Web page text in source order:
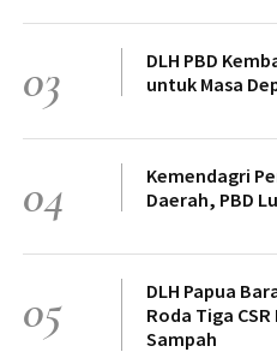
03
DLH PBD
untuk Masa
04
Kemendagri
Daerah, PBD
05
DLH Papua
Roda Tiga
Sampah